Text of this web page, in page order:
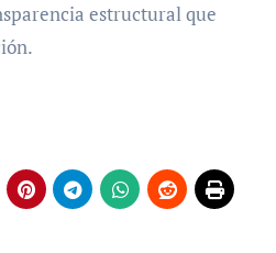
estructural que